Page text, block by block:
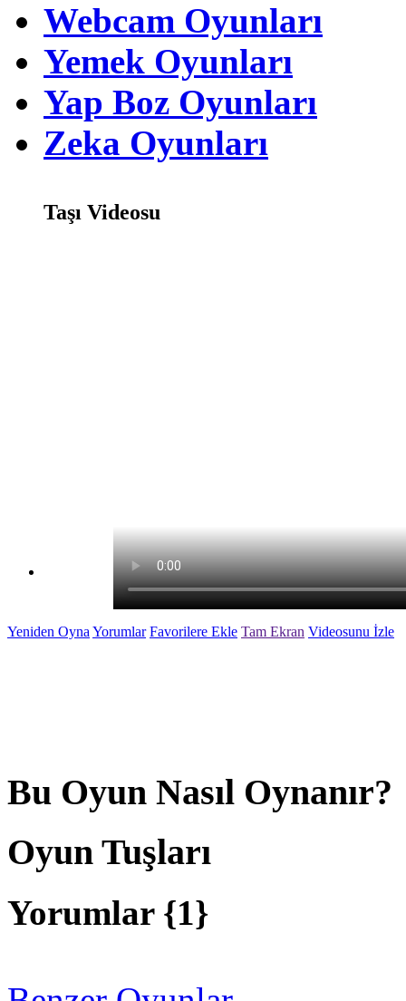
Webcam Oyunları
Yemek Oyunları
Yap Boz Oyunları
Zeka Oyunları
Taşı Videosu
Taşı Oyunu
Yeniden Oyna Yorumlar Favorilere Ekle Tam Ekran Videosunu İzle
Bu Oyun Nasıl Oynanır?
Oyun Tuşları
Yorumlar {1}